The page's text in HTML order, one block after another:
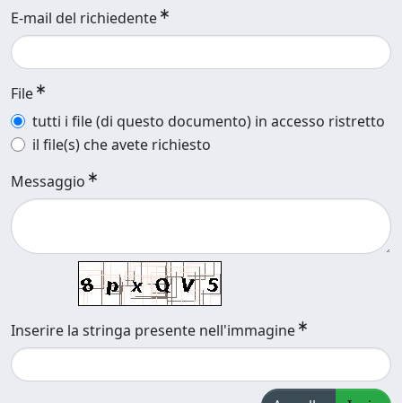
E-mail del richiedente
File
tutti i file (di questo documento) in accesso ristretto
il file(s) che avete richiesto
Messaggio
Inserire la stringa presente nell'immagine